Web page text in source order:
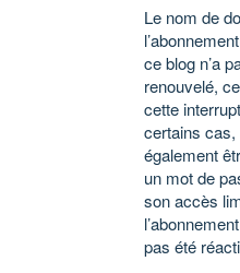
Le nom de
ce blog n’a
renouvelé,
cette
certains cas,
également
un mot de
son accès
pas été